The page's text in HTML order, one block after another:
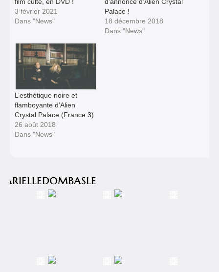
3 février 2021
Dans "News"
Palace !
18 décembre 2018
Dans "News"
L’esthétique noire et
flamboyante d’Alien
Crystal Palace (France 3)
26 août 2018
Dans "News"